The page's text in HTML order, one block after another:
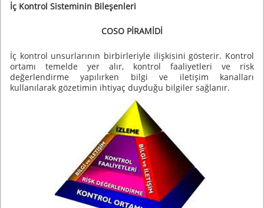
İç Kontrol Sisteminin Bileşenleri
COSO PİRAMİDİ
İç kontrol unsurlarının birbirleriyle ilişkisini gösterir. Kontrol
ortamı temelde yer alır, kontrol faaliyetleri ve risk
değerlendirme yapılırken bilgi ve iletişim kanalları
kullanılarak gözetimin ihtiyaç duyduğu bilgiler sağlanır.